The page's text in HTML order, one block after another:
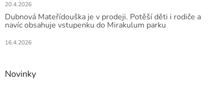
20.4.2026
Dubnová Mateřídouška je v prodeji. Potěší děti i rodiče a
navíc obsahuje vstupenku do Mirakulum parku
16.4.2026
Novinky